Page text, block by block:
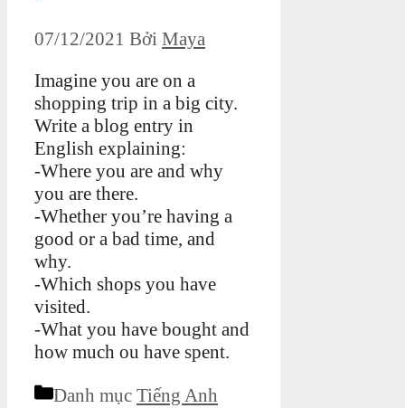
07/12/2021 Bởi Maya
Imagine you are on a
shopping trip in a big city.
Write a blog entry in
English explaining:
-Where you are and why
you are there.
-Whether you’re having a
good or a bad time, and
why.
-Which shops you have
visited.
-What you have bought and
how much ou have spent.
Danh mục Tiếng Anh